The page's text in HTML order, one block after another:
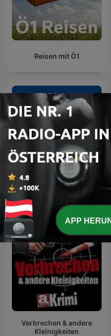
Reisen mit Ö1
GameStar Podcast
Verbrechen & andere
Kleinigkeiten
APP